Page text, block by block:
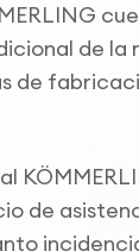
de la
de
de